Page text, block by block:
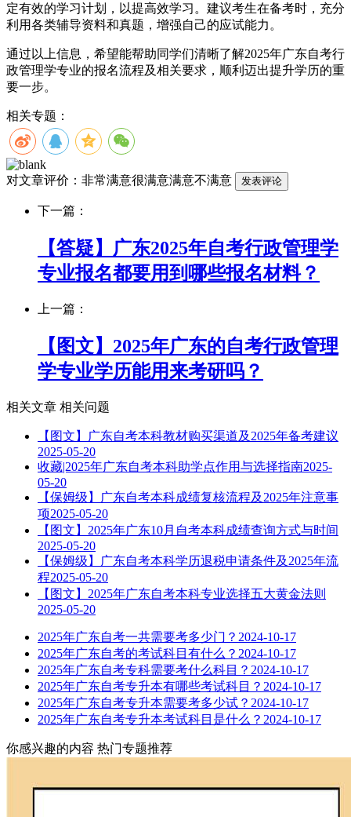
定有效的学习计划，以提高效学习。建议考生在备考时，充分
利用各类辅导资料和真题，增强自己的应试能力。
通过以上信息，希望能帮助同学们清晰了解2025年广东自考行
政管理学专业的报名流程及相关要求，顺利迈出提升学历的重
要一步。
相关专题：
对文章评价： 非常满意很满意满意不满意
下一篇：
【答疑】广东2025年自考行政管理学
专业报名都要用到哪些报名材料？
上一篇：
【图文】2025年广东的自考行政管理
学专业学历能用来考研吗？
相关文章 相关问题
【图文】广东自考本科教材购买渠道及2025年备考建议
2025-05-20
收藏|2025年广东自考本科助学点作用与选择指南2025-
05-20
【保姆级】广东自考本科成绩复核流程及2025年注意事
项2025-05-20
【图文】2025年广东10月自考本科成绩查询方式与时间
2025-05-20
【保姆级】广东自考本科学历退税申请条件及2025年流
程2025-05-20
【图文】2025年广东自考本科专业选择五大黄金法则
2025-05-20
2025年广东自考一共需要考多少门？ 2024-10-17
2025年广东自考的考试科目有什么？ 2024-10-17
2025年广东自考专科需要考什么科目？ 2024-10-17
2025年广东自考专升本有哪些考试科目？ 2024-10-17
2025年广东自考专升本需要考多少试？ 2024-10-17
2025年广东自考专升本考试科目是什么？ 2024-10-17
你感兴趣的内容 热门专题推荐